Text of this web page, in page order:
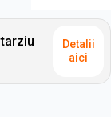
Detalii
aici